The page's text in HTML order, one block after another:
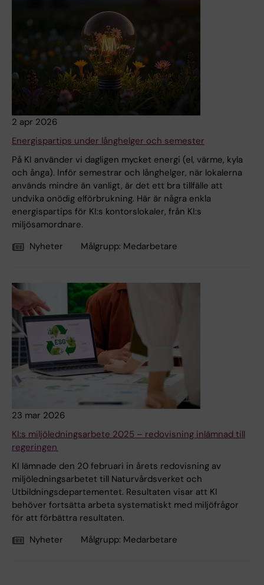
2 apr 2026
Energispartips under långhelger och semester
På KI använder vi dagligen mycket energi (el, värme, kyla
och ånga). Inför semestrar och långhelger, när lokalerna
används mindre än vanligt, är det ett bra tillfälle att
undvika onödig elförbrukning. Här är några enkla
energispartips för KI:s kontorslokaler, från KI:s
miljösamordnare.
Nyheter
Målgrupp: Medarbetare
23 mar 2026
KI:s miljöledningsarbete 2025 – redovisning inlämnad till
regeringen
KI lämnade den 20 februari in årets redovisning av
miljöledningsarbetet till Naturvårdsverket och
Utbildningsdepartementet. Resultaten visar att KI
behöver fortsätta arbeta systematiskt med miljöfrågor
för att förbättra resultaten.
Nyheter
Målgrupp: Medarbetare